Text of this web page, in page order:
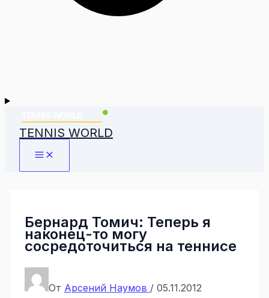
TENNIS WORLD
Бернард Томич: Теперь я
наконец-то могу
сосредоточиться на теннисе
От Арсений Наумов / 05.11.2012